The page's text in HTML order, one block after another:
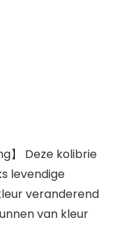
】 Deze kolibrie
levendige
veranderend
van kleur